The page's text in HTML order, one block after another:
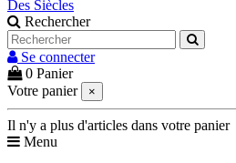
Rechercher
Se connecter
0 Panier
Votre panier
×
Il n'y a plus d'articles dans votre panier
Menu